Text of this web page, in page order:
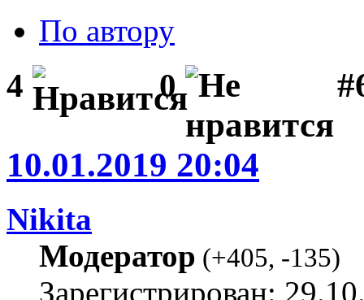
По автору
4 0
10.01.2019 20:04
Nikita
Модератор (+405, -135)
Зарегистрирован: